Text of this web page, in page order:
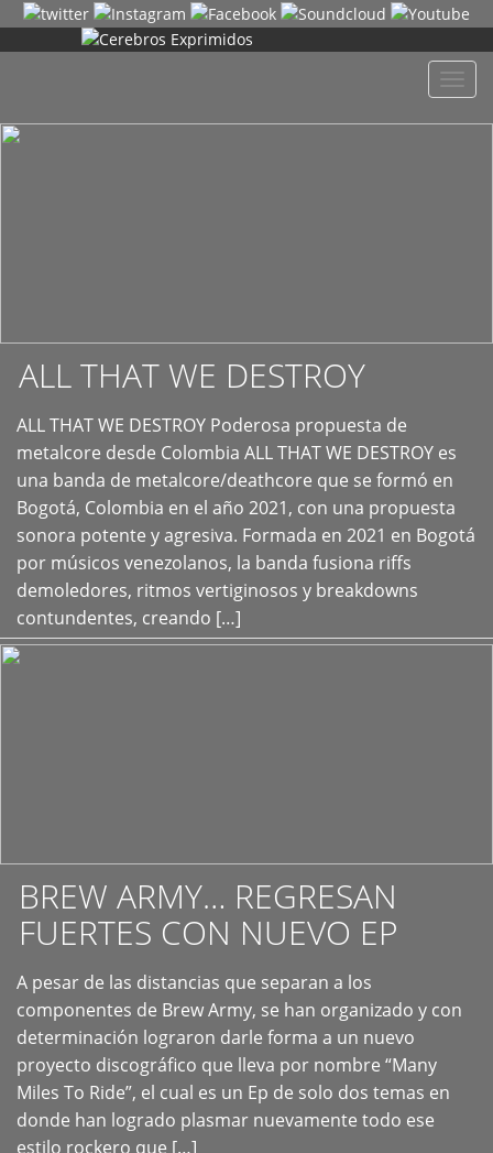
ALL THAT WE DESTROY
ALL THAT WE DESTROY Poderosa propuesta de
metalcore desde Colombia ALL THAT WE DESTROY es
una banda de metalcore/deathcore que se formó en
Bogotá, Colombia en el año 2021, con una propuesta
sonora potente y agresiva. Formada en 2021 en Bogotá
por músicos venezolanos, la banda fusiona riffs
demoledores, ritmos vertiginosos y breakdowns
contundentes, creando […]
+
BREW ARMY… REGRESAN
FUERTES CON NUEVO EP
A pesar de las distancias que separan a los
componentes de Brew Army, se han organizado y con
determinación lograron darle forma a un nuevo
proyecto discográfico que lleva por nombre “Many
Miles To Ride”, el cual es un Ep de solo dos temas en
donde han logrado plasmar nuevamente todo ese
estilo rockero que […]
+